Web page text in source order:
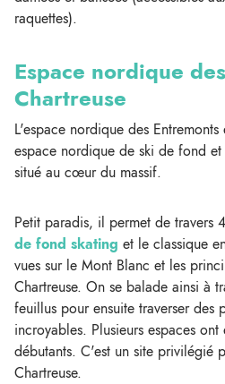
raquettes).
Espace nordique
Chartreuse
L'espace nordique des Entremonts
espace nordique de ski de fond
situé au cœur du massif.
Petit paradis, il permet de travers
de fond skating et le classique
vues sur le Mont Blanc et les
Chartreuse. On se balade ainsi à
feuillus pour ensuite traverser des
incroyables. Plusieurs espaces
débutants. C'est un site privilégié
Chartreuse.